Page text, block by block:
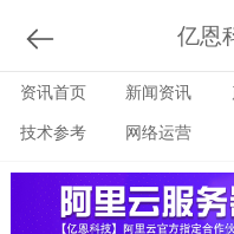
亿恩
资讯首页 新闻资讯
技术参考
网络运营